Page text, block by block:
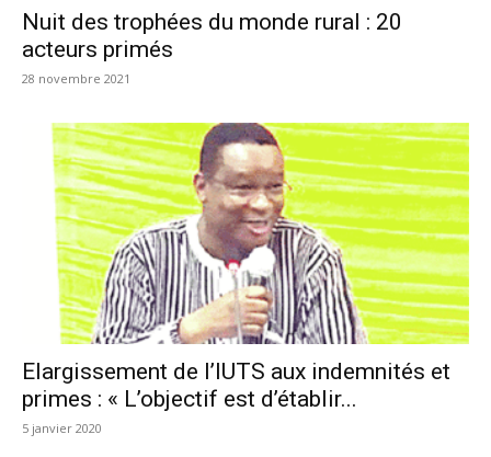
Nuit des trophées du monde rural : 20
acteurs primés
28 novembre 2021
Elargissement de l’IUTS aux indemnités et
primes : « L’objectif est d’établir...
5 janvier 2020